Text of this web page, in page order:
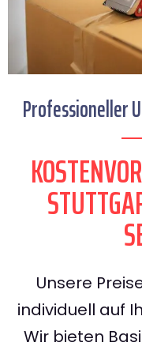
Professioneller
Unsere
individuell auf
Wir bieten